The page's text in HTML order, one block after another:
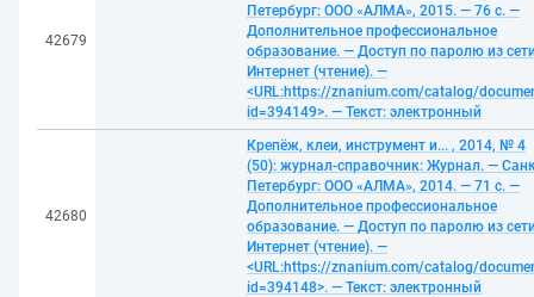
42679
Петербург: ООО «АЛМА», 2015. — 76 с. —
Дополнительное профессиональное
образование. — Доступ по паролю из
Интернет (чтение). —
<URL:https://znanium.com/catalog/
id=394149>. — Текст: электронный
42680
Крепёж, клеи, инструмент и... , 2014, № 4
(50): журнал-справочник: Журнал. —
Петербург: ООО «АЛМА», 2014. — 71 с. —
Дополнительное профессиональное
образование. — Доступ по паролю из
Интернет (чтение). —
<URL:https://znanium.com/catalog/
id=394148>. — Текст: электронный